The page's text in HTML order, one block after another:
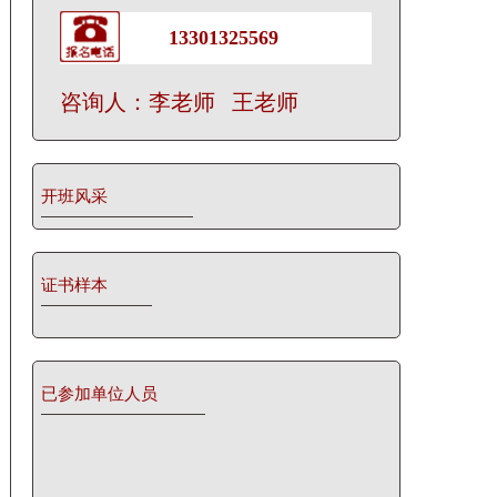
13301325569
咨询人：李老师 王老师
开班风采
证书样本
已参加单位人员